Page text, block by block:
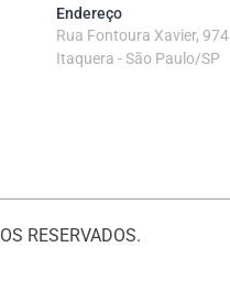
Endereço
Rua Fontoura Xavier, 974
Itaquera - São Paulo/SP
RESERVADOS.